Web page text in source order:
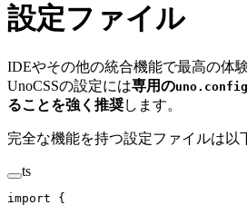
設定ファイル
IDEやその他の統合機能で最高の体
UnoCSSの設定には専用の
ることを強く推奨します。
完全な機能を持つ設定ファイルは以
ts
import {